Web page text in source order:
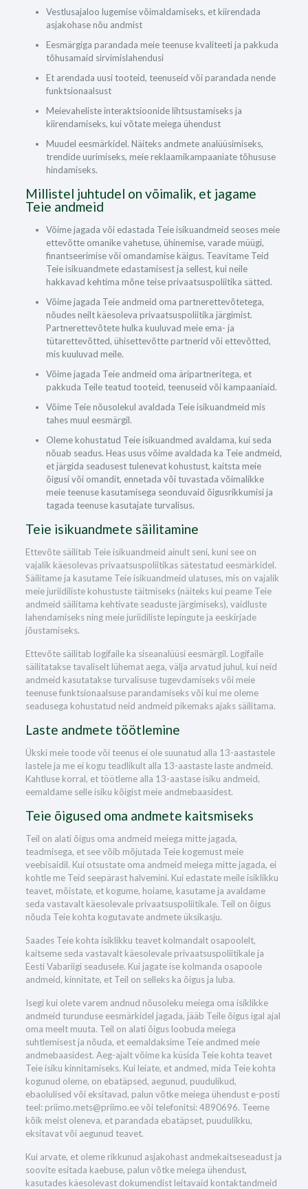
Vestlusajaloo lugemise võimaldamiseks, et kiirendada
asjakohase nõu andmist
Eesmärgiga parandada meie teenuse kvaliteeti ja pakkuda
tõhusamaid sirvimislahendusi
Et arendada uusi tooteid, teenuseid või parandada nende
funktsionaalsust
Meievaheliste interaktsioonide lihtsustamiseks ja
kiirendamiseks, kui võtate meiega ühendust
Muudel eesmärkidel. Näiteks andmete analüüsimiseks,
trendide uurimiseks, meie reklaamikampaaniate tõhususe
hindamiseks.
Millistel juhtudel on võimalik, et jagame
Teie andmeid
Võime jagada või edastada Teie isikuandmeid seoses meie
ettevõtte omanike vahetuse, ühinemise, varade müügi,
finantseerimise või omandamise käigus. Teavitame Teid
Teie isikuandmete edastamisest ja sellest, kui neile
hakkavad kehtima mõne teise privaatsuspoliitika sätted.
Võime jagada Teie andmeid oma partnerettevõtetega,
nõudes neilt käesoleva privaatsuspoliitika järgimist.
Partnerettevõtete hulka kuuluvad meie ema- ja
tütarettevõtted, ühisettevõtte partnerid või ettevõtted,
mis kuuluvad meile.
Võime jagada Teie andmeid oma äripartneritega, et
pakkuda Teile teatud tooteid, teenuseid või kampaaniaid.
Võime Teie nõusolekul avaldada Teie isikuandmeid mis
tahes muul eesmärgil.
Oleme kohustatud Teie isikuandmed avaldama, kui seda
nõuab seadus. Heas usus võime avaldada ka Teie andmeid,
et järgida seadusest tulenevat kohustust, kaitsta meie
õigusi või omandit, ennetada või tuvastada võimalikke
meie teenuse kasutamisega seonduvaid õigusrikkumisi ja
tagada teenuse kasutajate turvalisus.
Teie isikuandmete säilitamine
Ettevõte säilitab Teie isikuandmeid ainult seni, kuni see on
vajalik käesolevas privaatsuspoliitikas sätestatud eesmärkidel.
Säilitame ja kasutame Teie isikuandmeid ulatuses, mis on vajalik
meie juriidiliste kohustuste täitmiseks (näiteks kui peame Teie
andmeid säilitama kehtivate seaduste järgimiseks), vaidluste
lahendamiseks ning meie juriidiliste lepingute ja eeskirjade
jõustamiseks.
Ettevõte säilitab logifaile ka siseanalüüsi eesmärgil. Logifaile
säilitatakse tavaliselt lühemat aega, välja arvatud juhul, kui neid
andmeid kasutatakse turvalisuse tugevdamiseks või meie
teenuse funktsionaalsuse parandamiseks või kui me oleme
seadusega kohustatud neid andmeid pikemaks ajaks säilitama.
Laste andmete töötlemine
Ükski meie toode või teenus ei ole suunatud alla 13-aastastele
lastele ja me ei kogu teadlikult alla 13-aastaste laste andmeid.
Kahtluse korral, et töötleme alla 13-aastase isiku andmeid,
eemaldame selle isiku kõigist meie andmebaasidest.
Teie õigused oma andmete kaitsmiseks
Teil on alati õigus oma andmeid meiega mitte jagada,
teadmisega, et see võib mõjutada Teie kogemust meie
veebisaidil. Kui otsustate oma andmeid meiega mitte jagada, ei
kohtle me Teid seepärast halvemini. Kui edastate meile isiklikku
teavet, mõistate, et kogume, hoiame, kasutame ja avaldame
seda vastavalt käesolevale privaatsuspoliitikale. Teil on õigus
nõuda Teie kohta kogutavate andmete üksikasju.
Saades Teie kohta isiklikku teavet kolmandalt osapoolelt,
kaitseme seda vastavalt käesolevale privaatsuspoliitikale ja
Eesti Vabariigi seadusele. Kui jagate ise kolmanda osapoole
andmeid, kinnitate, et Teil on selleks ka õigus ja luba.
Isegi kui olete varem andnud nõusoleku meiega oma isiklikke
andmeid turunduse eesmärkidel jagada, jääb Teile õigus igal ajal
oma meelt muuta. Teil on alati õigus loobuda meiega
suhtlemisest ja nõuda, et eemaldaksime Teie andmed meie
andmebaasidest. Aeg-ajalt võime ka küsida Teie kohta teavet
Teie isiku kinnitamiseks. Kui leiate, et andmed, mida Teie kohta
kogunud oleme, on ebatäpsed, aegunud, puudulikud,
ebaolulised või eksitavad, palun võtke meiega ühendust e-posti
teel: priimo.mets@priimo.ee või telefonitsi: 4890696. Teeme
kõik meist oleneva, et parandada ebatäpset, puudulikku,
eksitavat või aegunud teavet.
Kui arvate, et oleme rikkunud asjakohast andmekaitseseadust ja
soovite esitada kaebuse, palun võtke meiega ühendust,
kasutades käesolevast dokumendist leitavaid kontaktandmeid